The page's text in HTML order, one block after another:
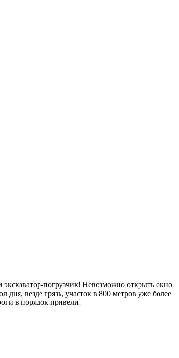
погрузчик! Невозможно открыть окно
везде грязь, участок в 800 метров уже более
в порядок привели!